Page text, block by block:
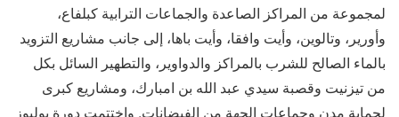
لمجموعة من المراكز الصاعدة والجماعات الترابية كبلفاع،
وأورير، وتالوين، وأيت وافقا، وأيت باها، إلى جانب مشاريع التزويد
بالماء الصالح للشرب بالمراكز والدواوير، والتطهير السائل بكل
من تيزنيت وقصبة سيدي عبد الله بن امبارك، ومشاريع كبرى
لحماية مدن وجماعات الجهة من الفيضانات. واختتمت دورة يوليوز